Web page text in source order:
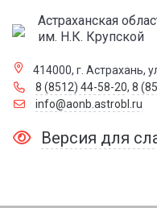
Астраханская
им. Н.К. Крупской
414000, г. Астрахань,
8 (8512) 44-58-20, 8
info@aonb.astrobl.ru
Версия для